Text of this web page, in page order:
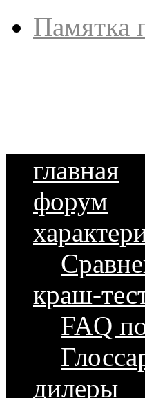
Памятка
главная
форум
краш-
FAQ
дилеры